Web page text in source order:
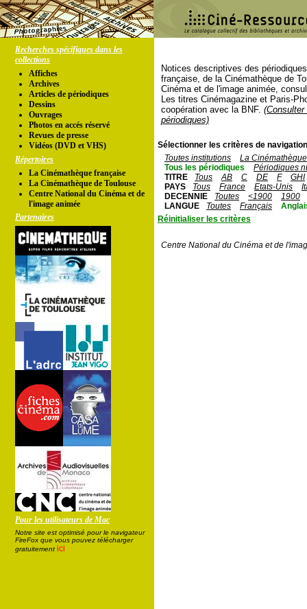
Recherches spécifiques dans les
collections
Affiches
Archives
Articles de périodiques
Dessins
Ouvrages
Photos en accés réservé
Revues de presse
Vidéos (DVD et VHS)
Répertoires
La Cinémathèque française
La Cinémathèque de Toulouse
Centre National du Cinéma et de
l'image animée
Partenaires
Pour les utilisateurs de Mac
Notre site est optimisé pour le navigateur
FireFox que vous pouvez télécharger
gratuitement ici
Notices descriptives des
française, de la Cinémathèque de
Cinéma et de l'image animée,
Les titres Cinémagazine et Paris-
coopération avec la BNF.
périodiques)
Sélectionner les critères de
Toutes institutions
La
Tous les périodiques
Périodiques
TITRE
Tous AB C DE F
GHI
PAYS
Tous France Etats-Unis
DECENNIE
Toutes <1900
1900
LANGUE
Toutes Français
Réinitialiser les critères
Centre National du Cinéma et de